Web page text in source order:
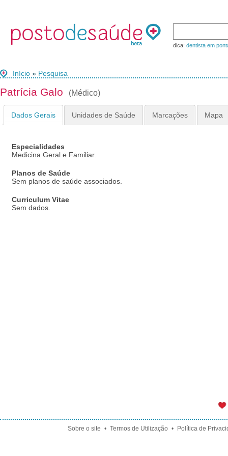
dica: dentista em
Início » Pesquisa
Patrícia Galo (Médico)
Dados Gerais Unidades de Saúde Marcações Mapa
Especialidades
Medicina Geral e Familiar.
Planos de Saúde
Sem planos de saúde associados.
Curriculum Vitae
Sem dados.
Sobre o site • Termos de Utilização • Política de